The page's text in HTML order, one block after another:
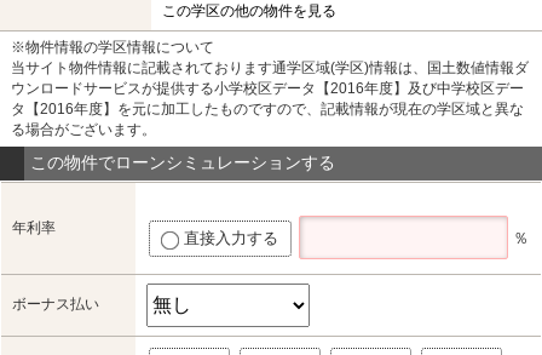
この学区の他の物件を見る
※物件情報の学区情報について
当サイト物件情報に記載されております通学区域(学区)情報は、国土数値情報ダ
ウンロードサービスが提供する小学校区データ【2016年度】及び中学校区デー
タ【2016年度】を元に加工したものですので、記載情報が現在の学区域と異な
る場合がございます。
この物件でローンシミュレーションする
年利率
直接入力する ％
ボーナス払い